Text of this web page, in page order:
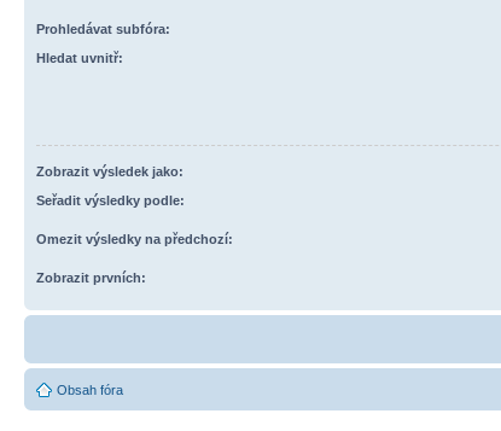
Prohledávat subfóra:
Hledat uvnitř:
Zobrazit výsledek jako:
Seřadit výsledky podle:
Omezit výsledky na předchozí:
Zobrazit prvních:
Obsah fóra